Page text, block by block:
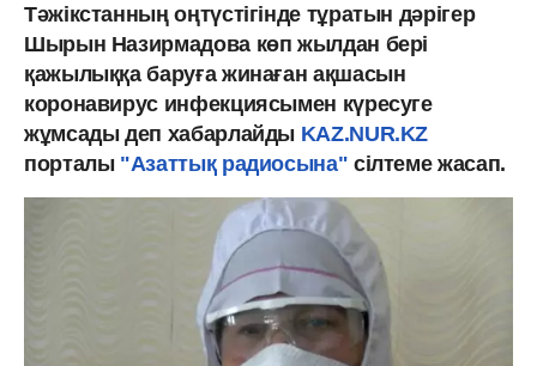
Тәжікстанның оңтүстігінде тұратын дәрігер
Шырын Назирмадова көп жылдан бері
қажылыққа баруға жинаған ақшасын
коронавирус инфекциясымен күресуге
жұмсады деп хабарлайды KAZ.NUR.KZ
порталы "Азаттық радиосына" сілтеме жасап.